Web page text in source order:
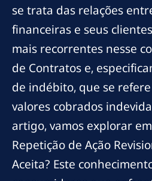
se trata das relações
financeiras e seus
mais recorrentes nesse
de Contratos e,
de indébito, que se
valores cobrados
artigo, vamos explorar
Repetição de Ação
Aceita? Este